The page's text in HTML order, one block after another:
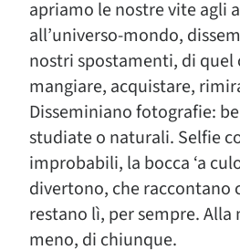
apriamo le nostre vite agli
all’universo-mondo,
nostri spostamenti, di quel
mangiare, acquistare,
Disseminiano fotografie:
studiate o naturali. Selfie
improbabili, la bocca ‘a
divertono, che raccontano
restano lì, per sempre. Alla
meno, di chiunque.